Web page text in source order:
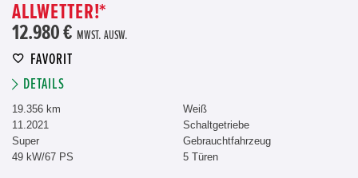
ALLWETTER!*
12.980 € MWST. AUSW.
FAVORIT
DETAILS
19.356 km
11.2021
Super
49 kW/67 PS
Weiß
Schaltgetriebe
Gebrauchtfahrzeug
5 Türen